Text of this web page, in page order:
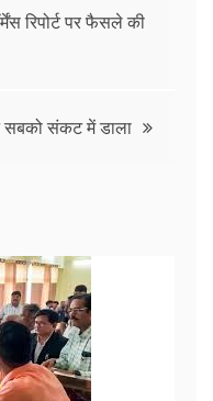
रिपोर्ट पर फैसले की
संकट में डाला